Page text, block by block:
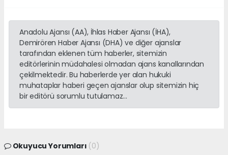
Anadolu Ajansı (AA), İhlas Haber Ajansı (İHA),
Demirören Haber Ajansı (DHA) ve diğer ajanslar
tarafından eklenen tüm haberler, sitemizin
editörlerinin müdahalesi olmadan ajans kanallarından
çekilmektedir. Bu haberlerde yer alan hukuki
muhataplar haberi geçen ajanslar olup sitemizin hiç
bir editörü sorumlu tutulamaz...
Okuyucu Yorumları (0)